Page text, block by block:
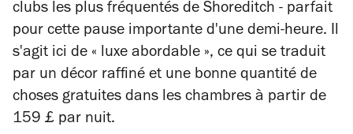
clubs les plus fréquentés de Shoreditch - parfait
pour cette pause importante d'une demi-heure. Il
s'agit ici de « luxe abordable », ce qui se traduit
par un décor raffiné et une bonne quantité de
choses gratuites dans les chambres à partir de
159 £ par nuit.